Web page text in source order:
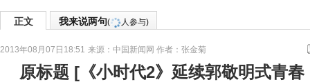
正文 我来说两句( 人参与)
2013年08月07日18:51 来源： 中国新闻网 作者：张金菊
原标题 [ 《小时代2》延续郭敬明式青